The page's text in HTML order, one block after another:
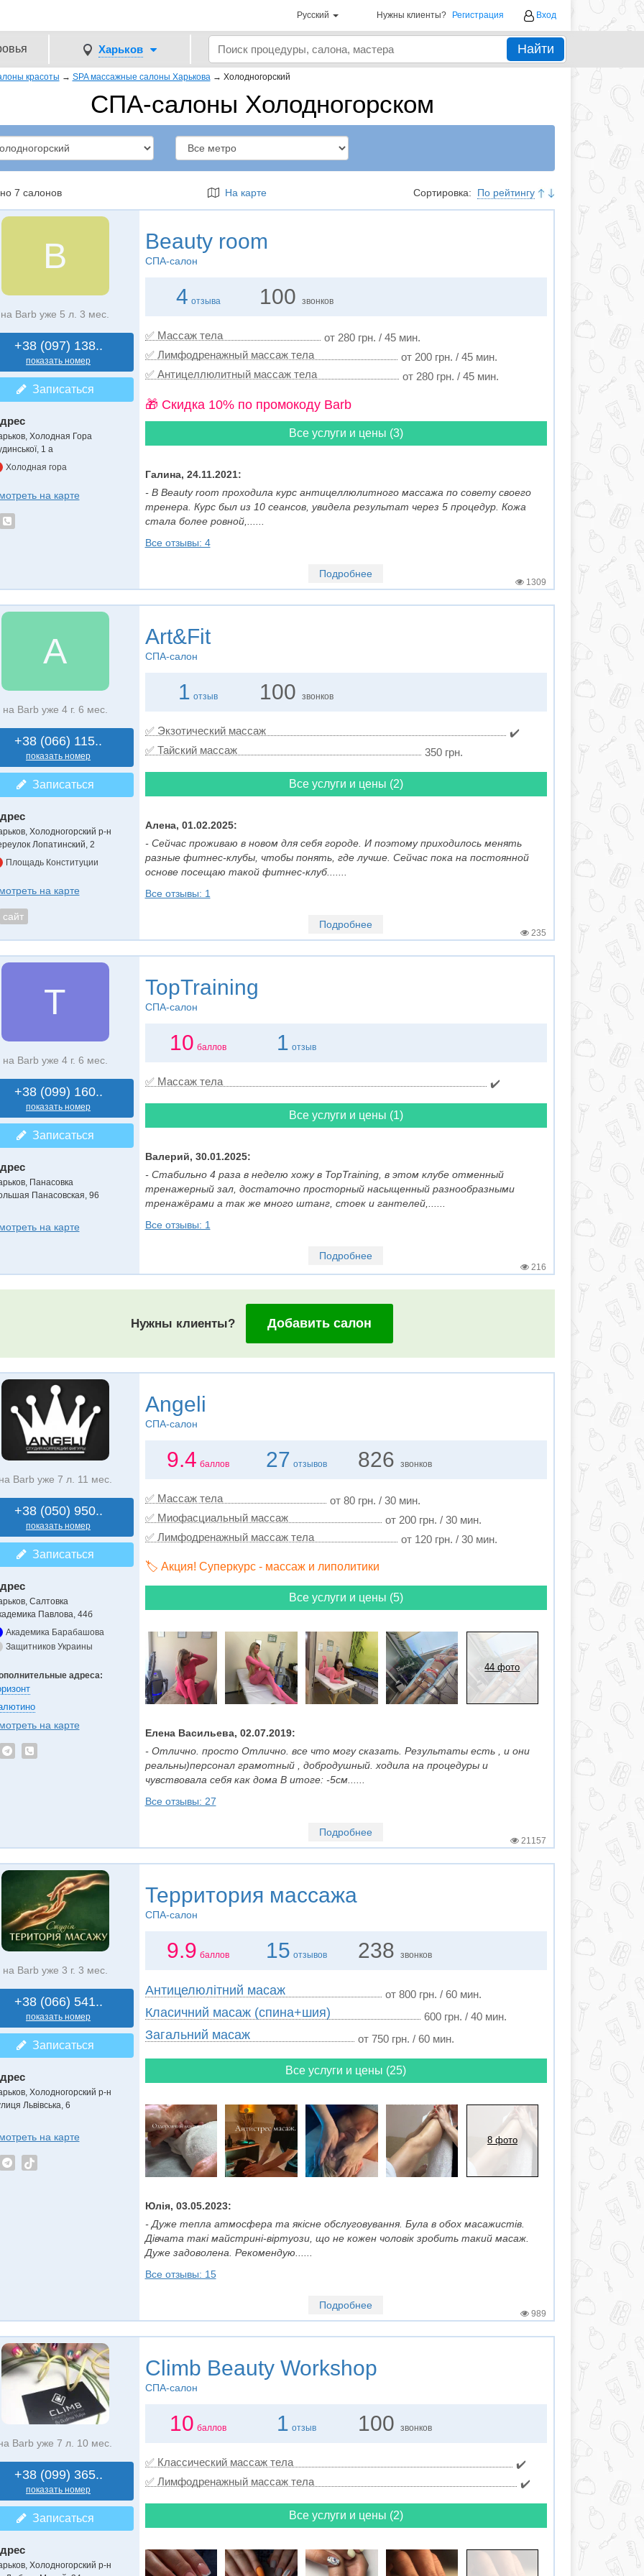
Русский Нужны клиенты? Регистрация Вход
Харьков Найти
красоты → SPA массажные салоны Харькова → Холодногорский
СПА-салоны Холодногорском
7 салонов На карте Сортировка: По рейтингу
B
на Barb уже 5 л. 3 мес.
+38 (097) 138..
показать номер
Записаться
Холодная Гора
1 а
Холодная гора
на карте
Beauty room
СПА-салон
4 отзыва 100звонков
✅ Массаж тела
от 280 грн. / 45 мин.
✅ Лимфодренажный массаж тела
от 200 грн. / 45 мин.
✅ Антицеллюлитный массаж тела
от 280 грн. / 45 мин.
🎁 Cкидка 10% по промокоду Barb
Все услуги и цены (3)
Галина, 24.11.2021:
- В Beauty room проходила курс антицеллюлитного массажа по совету своего
тренера. Курс был из 10 сеансов, увидела результат через 5 процедур. Кожа
стала более ровной,......
Все отзывы: 4
Подробнее
1309
A
на Barb уже 4 г. 6 мес.
+38 (066) 115..
показать номер
Записаться
Холодногорский р-н
Лопатинский, 2
Площадь Конституции
на карте
сайт
Art&Fit
СПА-салон
1 отзыв 100звонков
✅ Экзотический массаж
✔️
✅ Тайский массаж
350 грн.
Все услуги и цены (2)
Алена, 01.02.2025:
- Сейчас проживаю в новом для себя городе. И поэтому приходилось менять
разные фитнес-клубы, чтобы понять, где лучше. Сейчас пока на постоянной
основе посещаю такой фитнес-клуб.......
Все отзывы: 1
Подробнее
235
T
на Barb уже 4 г. 6 мес.
+38 (099) 160..
показать номер
Записаться
Панасовка
Панасовская, 96
на карте
TopTraining
СПА-салон
10 баллов 1 отзыв
✅ Массаж тела ✔️
Все услуги и цены (1)
Валерий, 30.01.2025:
- Стабильно 4 раза в неделю хожу в TopTraining, в этом клубе отменный
тренажерный зал, достаточно просторный насыщенный разнообразными
тренажёрами а так же много штанг, стоек и гантелей,......
Все отзывы: 1
Подробнее
216
Нужны клиенты? Добавить салон
Barb уже 7 л. 11 мес.
+38 (050) 950..
показать номер
Записаться
Салтовка
Павлова, 44б
Академика Барабашова
Защитников Украины
адреса:
на карте
Angeli
СПА-салон
9.4 баллов 27 отзывов 826 звонков
✅ Массаж тела
от 80 грн. / 30 мин.
✅ Миофасциальный массаж
от 200 грн. / 30 мин.
✅ Лимфодренажный массаж тела
от 120 грн. / 30 мин.
🏷️ Акция! Суперкурс - массаж и липолитики
Все услуги и цены (5)
44 фото
Елена Васильева, 02.07.2019:
- Отлично. просто Отлично. все что могу сказать. Результаты есть , и они
реальны)персонал грамотный , добродушный. ходила на процедуры и
чувствовала себя как дома В итоге: -5см......
Все отзывы: 27
Подробнее
21157
на Barb уже 3 г. 3 мес.
+38 (066) 541..
показать номер
Записаться
Холодногорский р-н
Львівська, 6
на карте
Территория массажа
СПА-салон
9.9 баллов 15 отзывов 238 звонков
Антицелюлітний масаж от 800 грн. / 60 мин.
Класичний масаж (спина+шия) 600 грн. / 40 мин.
Загальний масаж от 750 грн. / 60 мин.
Все услуги и цены (25)
8 фото
Юлія, 03.05.2023:
- Дуже тепла атмосфера та якісне обслуговування. Була в обох масажистів.
Дівчата такі майстрині-віртуози, що не кожен чоловік зробить такий масаж.
Дуже задоволена. Рекомендую......
Все отзывы: 15
Подробнее
989
Barb уже 7 л. 10 мес.
+38 (099) 365..
показать номер
Записаться
Холодногорский р-н
Climb Beauty Workshop
СПА-салон
10 баллов 1 отзыв 100 звонков
✅ Классический массаж тела
✔️
✅ Лимфодренажный массаж тела
✔️
Все услуги и цены (2)